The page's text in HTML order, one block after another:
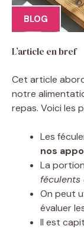
BLOG
L’article en bref
Cet article
notre
repas. Voici les
Les
nos
La
On peut
évaluer
Il est